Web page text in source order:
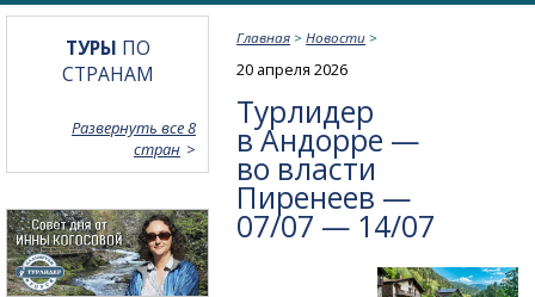
Главная >Новости >
20 апреля 2026
Турлидер
в Андорре —
во власти
Пиренеев —
07/07 — 14/07
ТУРЫ ПО
СТРАНАМ
Развернуть все 8
стран